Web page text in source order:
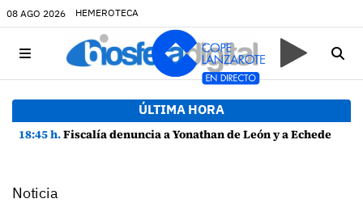
08 AGO 2026 HEMEROTECA
ÚLTIMA HORA
18:45 h.Fiscalía denuncia a Yonathan de León y a Echedey Eugenio por presuntas anomalías en contratos festivos
Noticia